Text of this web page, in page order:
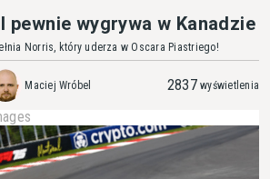
pewnie wygrywa w Kanadzie
Norris, który uderza w Oscara Piastriego!
Maciej Wróbel 2837 wyświetlenia